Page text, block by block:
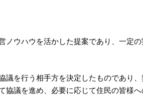
ウハウを活かした提案であり、一定
を行う相手方を決定したものであり、
議を進め、必要に応じて住民の皆様